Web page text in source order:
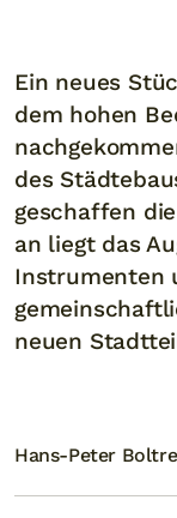
Ein neues
dem hohen
des
geschaffen
an liegt das
Instrumenten
neuen
Hans-Peter